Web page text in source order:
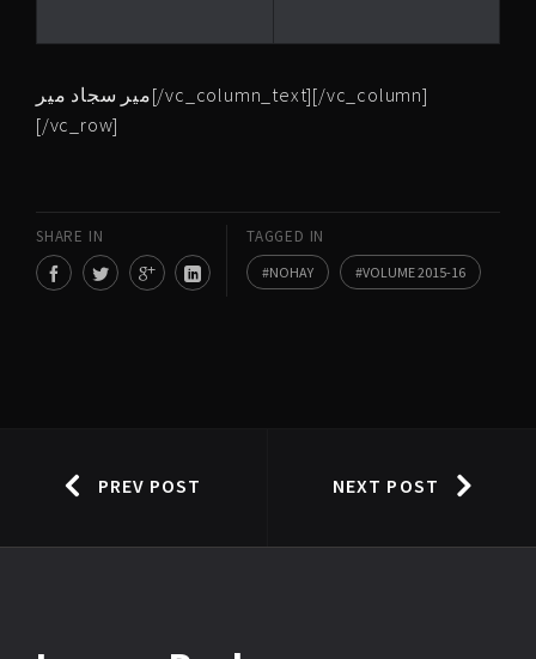
میر سجاد میر[/vc_column_text][/vc_column]
[/vc_row]
SHARE IN TAGGED IN
NOHAY VOLUME 2015-16
PREV POST NEXT POST